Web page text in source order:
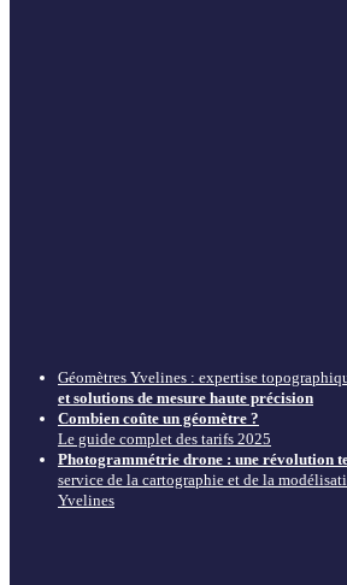
Géomètres Yvelines : expertise
et solutions de mesure haute précision
Combien coûte un géomètre ?
Le guide complet des tarifs 2025
Photogrammétrie drone : une révolution
service de la cartographie et de la
Yvelines